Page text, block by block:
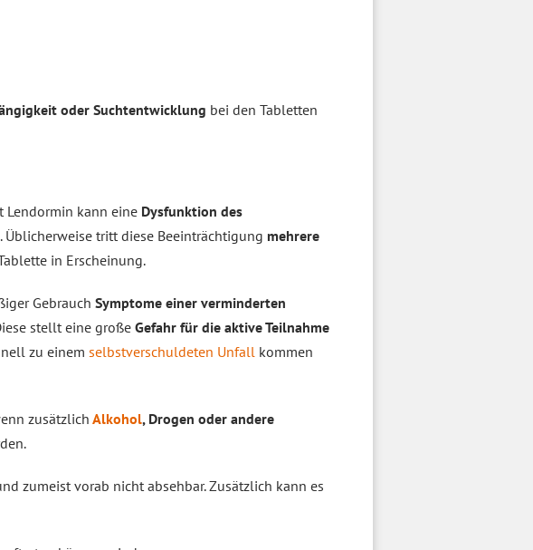
oder Suchtentwicklung bei den Tabletten
Lendormin kann eine Dysfunktion des
Üblicherweise tritt diese Beeinträchtigung mehrere
in Erscheinung.
Gebrauch Symptome einer verminderten
stellt eine großeGefahr für die aktive Teilnahme
zu einem selbstverschuldeten Unfall kommen
zusätzlich Alkohol, Drogen oder andere
zumeist vorab nicht absehbar. Zusätzlich kann es